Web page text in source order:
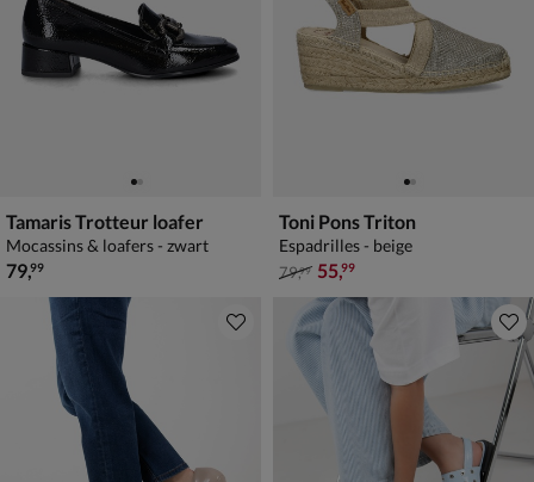
Tamaris Trotteur loafer
Mocassins & loafers - zwart
€ 79,99
79,99
Toni Pons Triton
Espadrilles - beige
van € 79,99 voor € 55,99
79,99 55,99